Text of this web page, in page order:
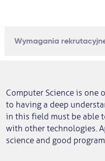
Wymagania
Computer Science is one
to having a deep
in this field must be able
with other technologies.
science and good